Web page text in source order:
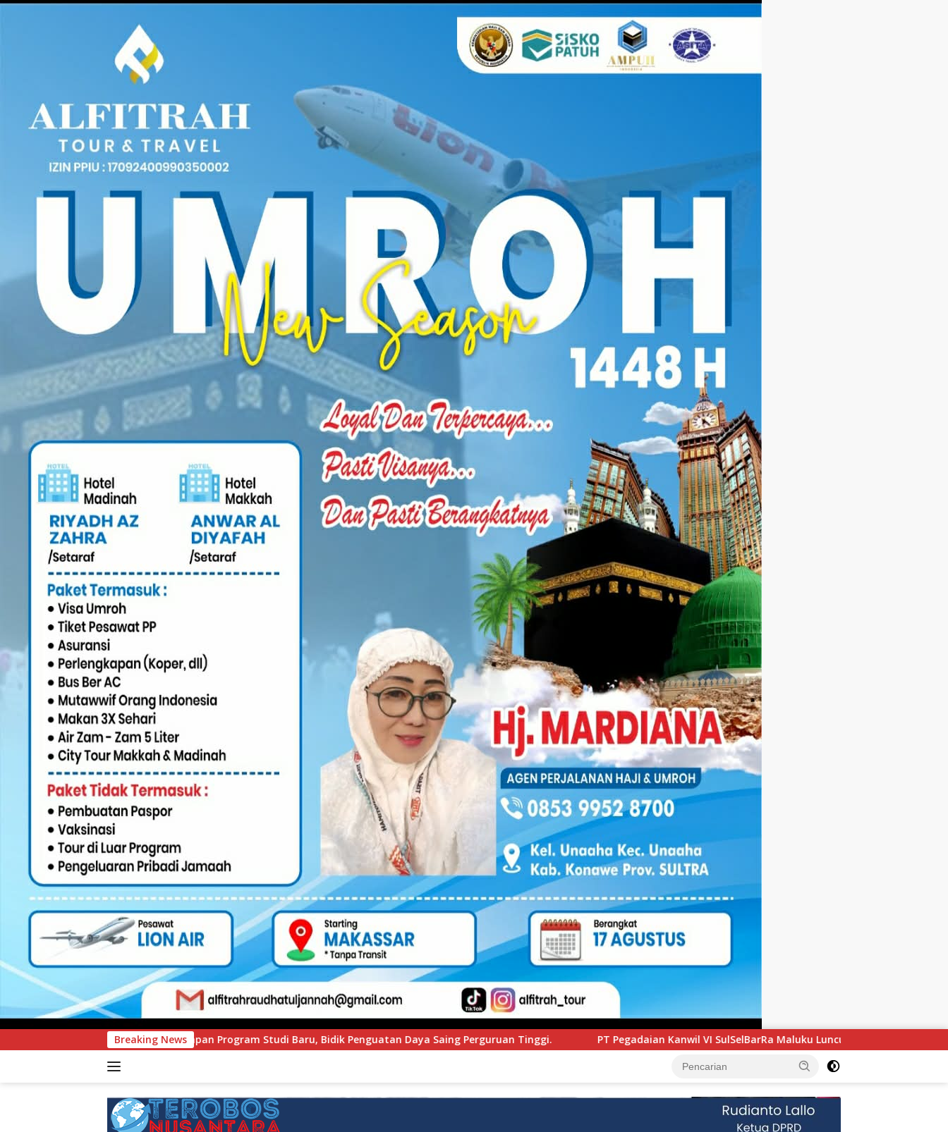
Langsung
ke
Breaking News
Program Studi Baru, Bidik Penguatan Daya Saing Perguruan Tinggi. PT Pegadaian Kanwil VI SulSelBarRa Maluku Luncurkan Program PANDE EMAS untuk Perkuat